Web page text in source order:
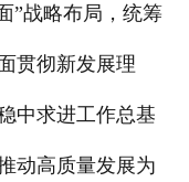
”战略布局，统筹
贯彻新发展理
中求进工作总基
动高质量发展为